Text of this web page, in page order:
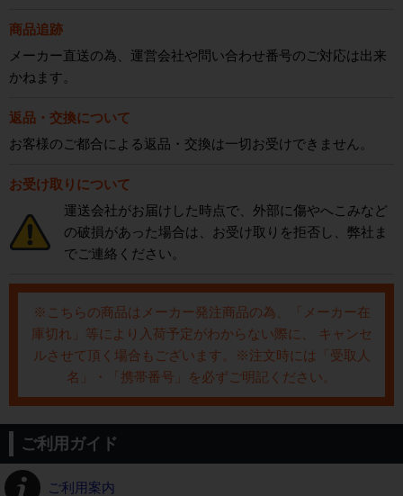
商品追跡
メーカー直送の為、運営会社や問い合わせ番号のご対応は出来
かねます。
返品・交換について
お客様のご都合による返品・交換は一切お受けできません。
お受け取りについて
運送会社がお届けした時点で、外部に傷やへこみなど
の破損があった場合は、お受け取りを拒否し、弊社ま
でご連絡ください。
※こちらの商品はメーカー発注商品の為、「メーカー在
庫切れ」等により入荷予定がわからない際に、 キャンセ
ルさせて頂く場合もございます。※注文時には「受取人
名」・「携帯番号」を必ずご明記ください。
ご利用ガイド
ご利用案内